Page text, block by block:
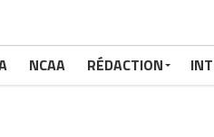
NCAA RÉDACTION